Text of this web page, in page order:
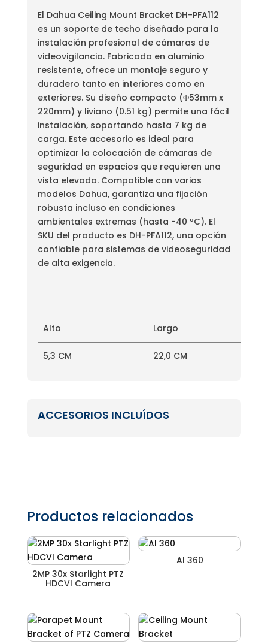
El Dahua Ceiling Mount Bracket DH-PFA112
es un soporte de techo diseñado para la
instalación profesional de cámaras de
videovigilancia. Fabricado en aluminio
resistente, ofrece un montaje seguro y
duradero tanto en interiores como en
exteriores. Su diseño compacto (Φ53mm x
220mm) y liviano (0.51 kg) permite una fácil
instalación, soportando hasta 7 kg de
carga. Este accesorio es ideal para
optimizar la colocación de cámaras de
seguridad en espacios que requieren una
vista elevada. Compatible con varios
modelos Dahua, garantiza una fijación
robusta incluso en condiciones
ambientales extremas (hasta -40 ºC). El
SKU del producto es DH-PFA112, una opción
confiable para sistemas de videoseguridad
de alta exigencia.
Alto Largo
5,3 CM 22,0 CM
ACCESORIOS INCLUÍDOS
Productos relacionados
2MP 30x Starlight PTZ
HDCVI Camera
AI 360